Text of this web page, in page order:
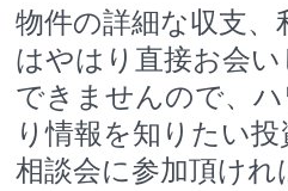
物件の詳細な収支
はやはり直接お会
できませんので、
り情報を知りたい
相談会に参加頂けれ